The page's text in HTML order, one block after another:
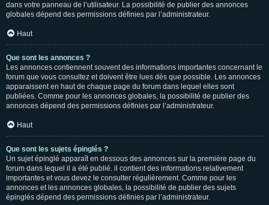
dans votre panneau de l’utilisateur. La possibilité de publier des annonces
globales dépend des permissions définies par l’administrateur.
Haut
Que sont les annonces ?
Les annonces contiennent souvent des informations importantes concernant le
forum que vous consultez et doivent être lues dès que possible. Les annonces
apparaissent en haut de chaque page du forum dans lequel elles sont
publiées. Comme pour les annonces globales, la possibilité de publier des
annonces dépend des permissions définies par l’administrateur.
Haut
Que sont les sujets épinglés ?
Un sujet épinglé apparaît en dessous des annonces sur la première page du
forum dans lequel il a été publié. il contient des informations relativement
importantes et vous devez le consulter régulièrement. Comme pour les
annonces et les annonces globales, la possibilité de publier des sujets
épinglés dépend des permissions définies par l’administrateur.